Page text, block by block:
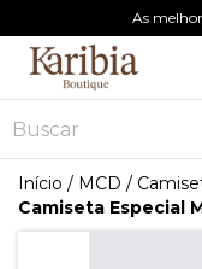
As
Início / MCD /
Camiseta Especial